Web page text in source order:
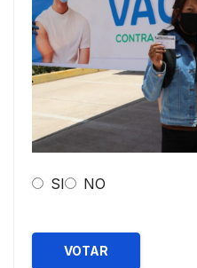
SI NO
VOTAR